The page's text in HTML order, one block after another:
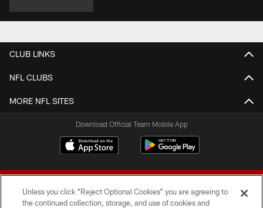
CLUB LINKS
NFL CLUBS
MORE NFL SITES
Download Official Team Mobile App
Unless you click “Reject Optional Cookies” you are agreeing to
the continued collection, storage, and use of cookies and